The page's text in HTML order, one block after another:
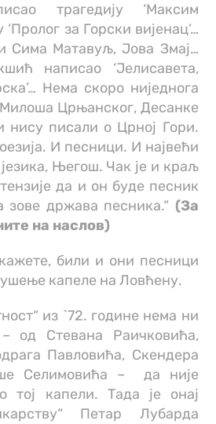
трагедију ‘Максим
‘Пролог за Горски вијенац’…
Сима Матавуљ, Јова Змај…
написао ‘Јелисавета,
Нема скоро ниједнога
Црњанског, Десанке
нису писали о Црној Гори.
И песници. И највећи
Његош. Чак је и краљ
да и он буде песник
држава песника.“ (За
на наслов)
били и они песници
капеле на Ловћену.
из `72. године нема ни
од Стевана Раичковића,
Павловића, Скендера
Селимовића – да није
тој капели. Тада је онај
Петар Лубарда